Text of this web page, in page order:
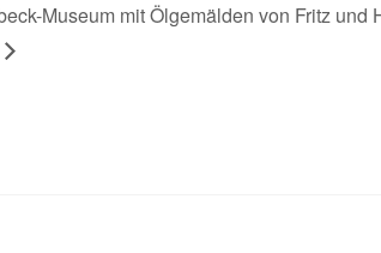
Museum mit Ölgemälden von Fritz